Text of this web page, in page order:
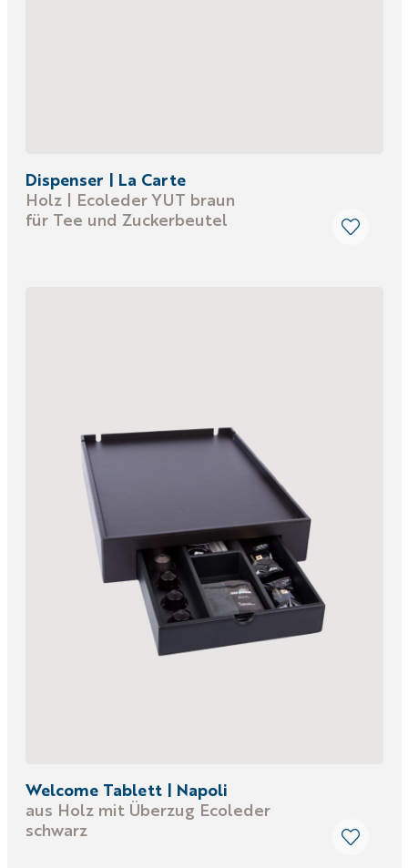
Dispenser | La Carte
Holz | Ecoleder YUT braun
für Tee und Zuckerbeutel
Welcome Tablett | Napoli
aus Holz mit Überzug Ecoleder
schwarz